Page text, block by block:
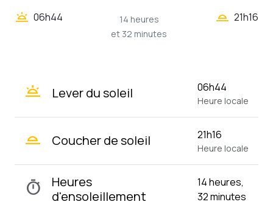
wb_twilight 06h44
14 heures
et 32 minutes
wb_twilight_2 21h16
wb_twilight Lever du soleil 06h44
Heure locale
wb_twilight_2 Coucher de soleil 21h16
Heure locale
timer
Heures
d'ensoleillement
14 heures,
32 minutes